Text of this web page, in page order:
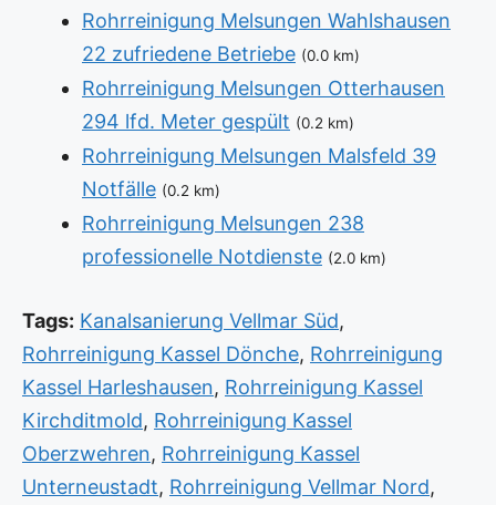
Rohrreinigung Melsungen Wahlshausen
22 zufriedene Betriebe (0.0 km)
Rohrreinigung Melsungen Otterhausen
294 lfd. Meter gespült (0.2 km)
Rohrreinigung Melsungen Malsfeld 39
Notfälle (0.2 km)
Rohrreinigung Melsungen 238
professionelle Notdienste (2.0 km)
Tags: Kanalsanierung Vellmar Süd,
Rohrreinigung Kassel Dönche, Rohrreinigung
Kassel Harleshausen, Rohrreinigung Kassel
Kirchditmold, Rohrreinigung Kassel
Oberzwehren, Rohrreinigung Kassel
Unterneustadt, Rohrreinigung Vellmar Nord,